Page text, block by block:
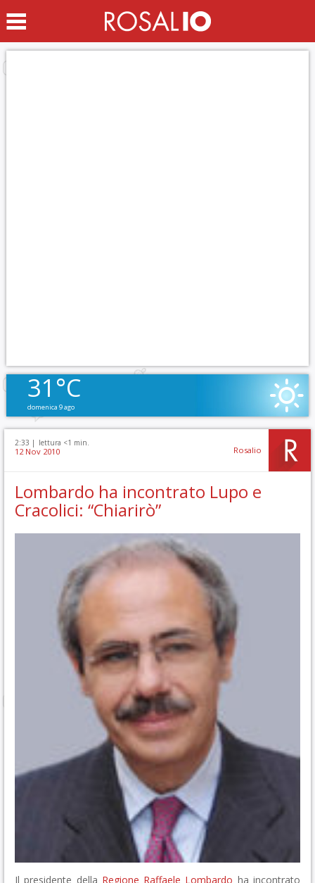
31°C
domenica 9 ago
2:33 | lettura <1 min.
12 Nov 2010 Rosalio
Lombardo ha incontrato Lupo e
Cracolici: “Chiarirò”
Il presidente della Regione Raffaele Lombardo ha incontrato